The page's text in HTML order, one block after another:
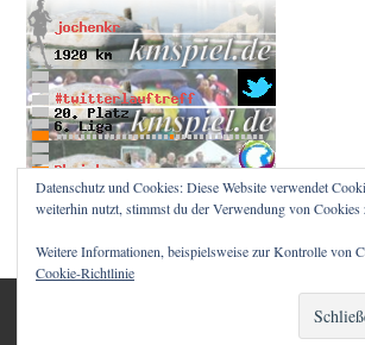
© 2026 RUNNINGMZ. ALLE RECHTE
VON ATHEMES
Datenschutz und Cookies: Diese Website verwendet
weiterhin nutzt, stimmst du der Verwendung von Cookies
Weitere Informationen, beispielsweise zur Kontrolle von
Cookie-Richtlinie